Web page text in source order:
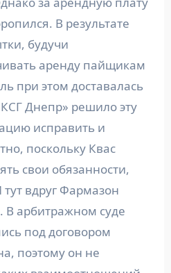
В результате
будучи
аренду пайщикам
при этом доставалась
Днепр» решило эту
исправить и
поскольку Квас
свои обязанности,
тут вдруг Фармазон
В арбитражном суде
под договором
поэтому он не